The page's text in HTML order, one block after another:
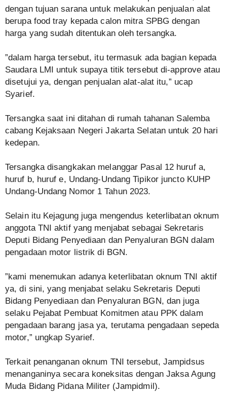
dengan tujuan sarana untuk melakukan penjualan alat
berupa food tray kepada calon mitra SPBG dengan
harga yang sudah ditentukan oleh tersangka.
‎”dalam harga tersebut, itu termasuk ada bagian kepada
Saudara LMI untuk supaya titik tersebut di-approve atau
disetujui ya, dengan penjualan alat-alat itu,” ucap
Syarief.
‎Tersangka saat ini ditahan di rumah tahanan Salemba
cabang Kejaksaan Negeri Jakarta Selatan untuk 20 hari
kedepan.
‎Tersangka disangkakan melanggar Pasal 12 huruf a,
huruf b, huruf e, Undang-Undang Tipikor juncto KUHP
Undang-Undang Nomor 1 Tahun 2023.
‎Selain itu Kejagung juga mengendus keterlibatan oknum
anggota TNI aktif yang menjabat sebagai Sekretaris
Deputi Bidang Penyediaan dan Penyaluran BGN dalam
pengadaan motor listrik di BGN.
‎”kami menemukan adanya keterlibatan oknum TNI aktif
ya, di sini, yang menjabat selaku Sekretaris Deputi
Bidang Penyediaan dan Penyaluran BGN, dan juga
selaku Pejabat Pembuat Komitmen atau PPK dalam
pengadaan barang jasa ya, terutama pengadaan sepeda
motor,” ungkap Syarief.
‎Terkait penanganan oknum TNI tersebut, Jampidsus
menanganinya secara koneksitas dengan Jaksa Agung
Muda Bidang Pidana Militer (Jampidmil).